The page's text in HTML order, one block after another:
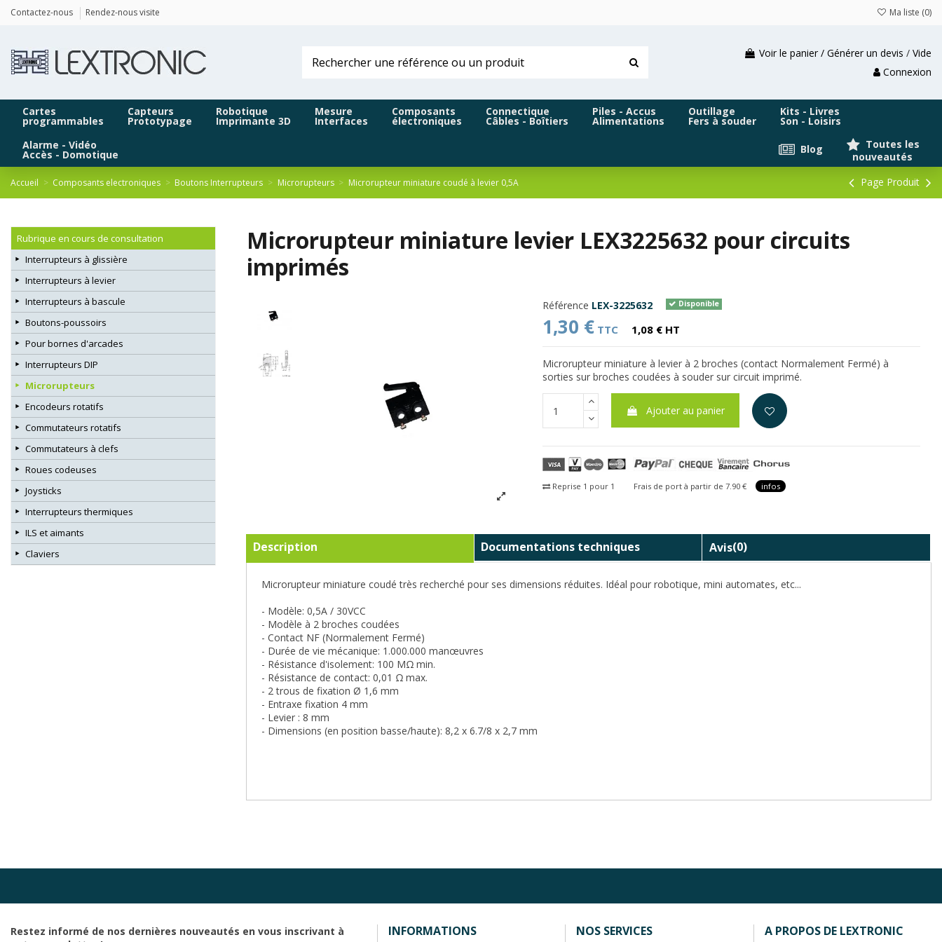
Contactez-nous Rendez-nous visite Ma liste (0)
Voir le panier / Générer un devis / Vide
Connexion
Cartes
programmables
Capteurs
Prototypage
Robotique
Imprimante 3D
Mesure
Interfaces
Composants
électroniques
Connectique
Câbles - Boîtiers
Piles - Accus
Alimentations
Outillage
Fers à souder
Kits - Livres
Son - Loisirs
Alarme - Vidéo
Accès - Domotique
Toutes les
nouveautés
Blog
Accueil Composants electroniques Boutons Interrupteurs Microrupteurs Microrupteur miniature coudé à levier 0,5A Page Produit
Microrupteur miniature levier LEX3225632 pour circuits
imprimés
Référence LEX-3225632 Disponible
1,30 € TTC 1,08 € HT
Microrupteur miniature à levier à 2 broches (contact Normalement Fermé) à
sorties sur broches coudées à souder sur circuit imprimé.
Ajouter au panier
Reprise 1 pour 1 Frais de port à partir de 7.90 € infos
Description Documentations techniques Avis(0)
Microrupteur miniature coudé très recherché pour ses dimensions réduites. Idéal pour robotique, mini automates, etc...
- Modèle: 0,5A / 30VCC
- Modèle à 2 broches coudées
- Contact NF (Normalement Fermé)
- Durée de vie mécanique: 1.000.000 manœuvres
- Résistance d'isolement: 100 MΩ min.
- Résistance de contact: 0,01 Ω max.
- 2 trous de fixation Ø 1,6 mm
- Entraxe fixation 4 mm
- Levier : 8 mm
- Dimensions (en position basse/haute): 8,2 x 6.7/8 x 2,7 mm
Rubrique en cours de consultation
Interrupteurs à glissière
Interrupteurs à levier
Interrupteurs à bascule
Boutons-poussoirs
Pour bornes d'arcades
Interrupteurs DIP
Microrupteurs
Encodeurs rotatifs
Commutateurs rotatifs
Commutateurs à clefs
Roues codeuses
Joysticks
Interrupteurs thermiques
ILS et aimants
Claviers
Restez informé de nos dernières nouveautés en vous inscrivant à
INFORMATIONS NOS SERVICES A PROPOS DE LEXTRONIC
Panneau de gestion des cookies